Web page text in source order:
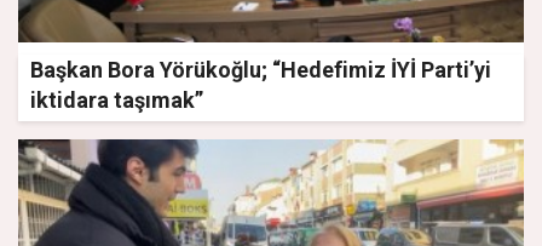
Başkan Bora Yörükoğlu; “Hedefimiz İYİ Parti’yi
iktidara taşımak”